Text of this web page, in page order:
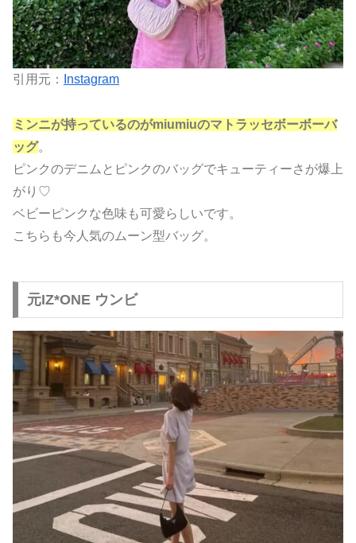
引用元： Instagram
ミンニが持っているのがmiumiuのマトラッセボーボーバ
ッグ。
ピンクのデニムとピンクのバッグでキューティーさが爆上
がり♡
ベビーピンクな色味も可愛らしいです。
こちらも今人気のムーン型バッグ。
元IZ*ONE ウンビ